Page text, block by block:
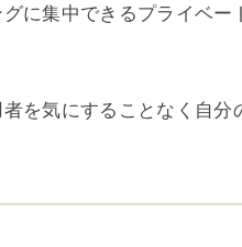
に集中できるプライベ
を気にすることなく自分